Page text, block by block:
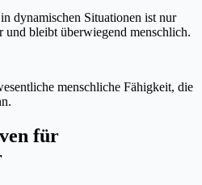
dynamischen Situationen ist nur
und bleibt überwiegend menschlich.
menschliche Fähigkeit, die
für